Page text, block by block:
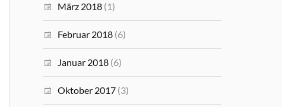
März 2018 (1)
Februar 2018 (6)
Januar 2018 (6)
Oktober 2017 (3)